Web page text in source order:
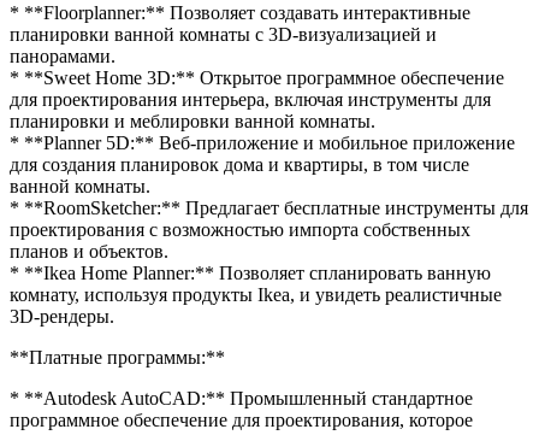
* **Floorplanner:** Позволяет создавать интерактивные
планировки ванной комнаты с 3D-визуализацией и
панорамами.
* **Sweet Home 3D:** Открытое программное обеспечение
для проектирования интерьера, включая инструменты для
планировки и меблировки ванной комнаты.
* **Planner 5D:** Веб-приложение и мобильное приложение
для создания планировок дома и квартиры, в том числе
ванной комнаты.
* **RoomSketcher:** Предлагает бесплатные инструменты для
проектирования с возможностью импорта собственных
планов и объектов.
* **Ikea Home Planner:** Позволяет спланировать ванную
комнату, используя продукты Ikea, и увидеть реалистичные
3D-рендеры.
**Платные программы:**
* **Autodesk AutoCAD:** Промышленный стандартное
программное обеспечение для проектирования, которое